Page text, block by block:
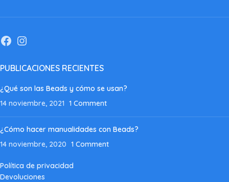
PUBLICACIONES RECIENTES
¿Qué son las Beads y cómo se usan?
14 noviembre, 2021 1 Comment
¿Cómo hacer manualidades con Beads?
14 noviembre, 2020 1 Comment
Política de privacidad
Devoluciones